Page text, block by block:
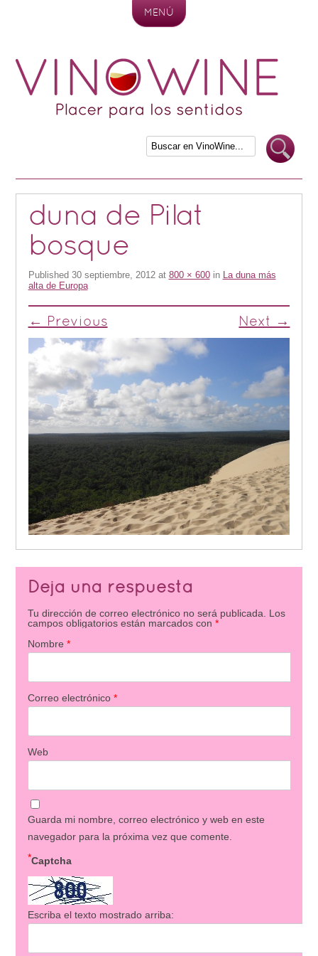
MENÚ
duna de Pilat
bosque
Published 30 septiembre, 2012at 800 × 600in La duna más
alta de Europa
← Previous Next →
Deja una respuesta
Tu dirección de correo electrónico no será publicada.
Los
campos obligatorios están marcados con *
Nombre *
Correo electrónico *
Web
Guarda mi nombre, correo electrónico y web en este
navegador para la próxima vez que comente.
Captcha
*
Escriba el texto mostrado arriba: